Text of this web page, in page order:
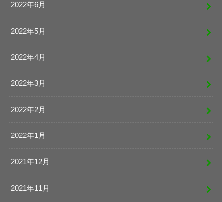
2022年6月
2022年5月
2022年4月
2022年3月
2022年2月
2022年1月
2021年12月
2021年11月